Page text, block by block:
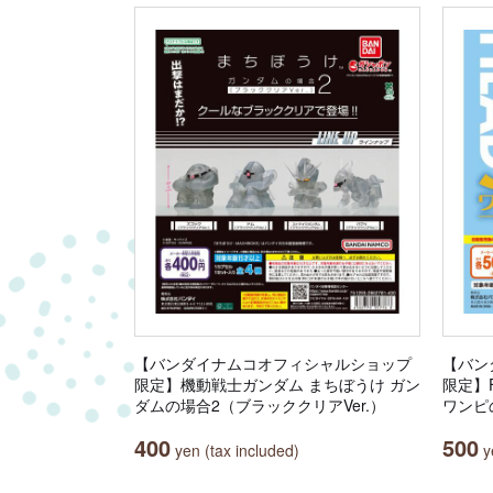
【バンダイナムコオフィシャルショップ
限定】機動戦士ガンダム まちぼうけ ガン
ダムの場合2（ブラッククリアVer.）
400 yen (tax included)
【バ
限定
ワン
500